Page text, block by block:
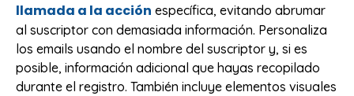
llamada a la acción específica, evitando abrumar
al suscriptor con demasiada información. Personaliza
los emails usando el nombre del suscriptor y, si es
posible, información adicional que hayas recopilado
durante el registro. También incluye elementos visuales